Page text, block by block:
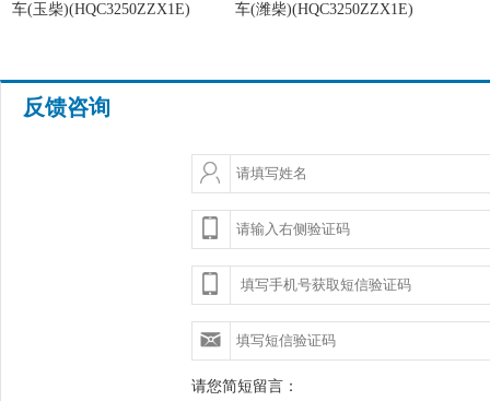
车(玉柴)(HQC3250ZZX1E)
车(潍柴)(HQC3250ZZX1E)
反馈咨询
请您简短留言：